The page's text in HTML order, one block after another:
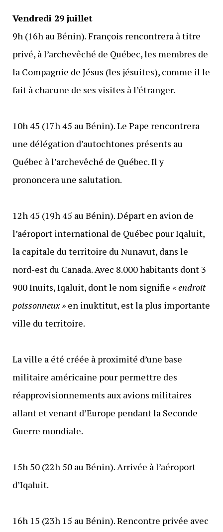
Vendredi 29 juillet
9h (16h au Bénin). François rencontrera à titre
privé, à l’archevêché de Québec, les membres de
la Compagnie de Jésus (les jésuites), comme il le
fait à chacune de ses visites à l’étranger.
10h 45 (17h 45 au Bénin). Le Pape rencontrera
une délégation d’autochtones présents au
Québec à l’archevêché de Québec. Il y
prononcera une salutation.
12h 45 (19h 45 au Bénin). Départ en avion de
l’aéroport international de Québec pour Iqaluit,
la capitale du territoire du Nunavut, dans le
nord-est du Canada. Avec 8.000 habitants dont 3
900 Inuits, Iqaluit, dont le nom signifie « endroit
poissonneux »en inuktitut, est la plus importante
ville du territoire.
La ville a été créée à proximité d’une base
militaire américaine pour permettre des
réapprovisionnements aux avions militaires
allant et venant d’Europe pendant la Seconde
Guerre mondiale.
15h 50 (22h 50 au Bénin). Arrivée à l’aéroport
d’Iqaluit.
16h 15 (23h 15 au Bénin). Rencontre privée avec